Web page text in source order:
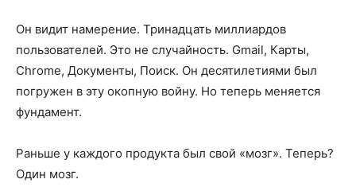
Он видит намерение. Тринадцать миллиардов
пользователей. Это не случайность. Gmail, Карты,
Chrome, Документы, Поиск. Он десятилетиями был
погружен в эту окопную войну. Но теперь меняется
фундамент.
Раньше у каждого продукта был свой «мозг». Теперь?
Один мозг.